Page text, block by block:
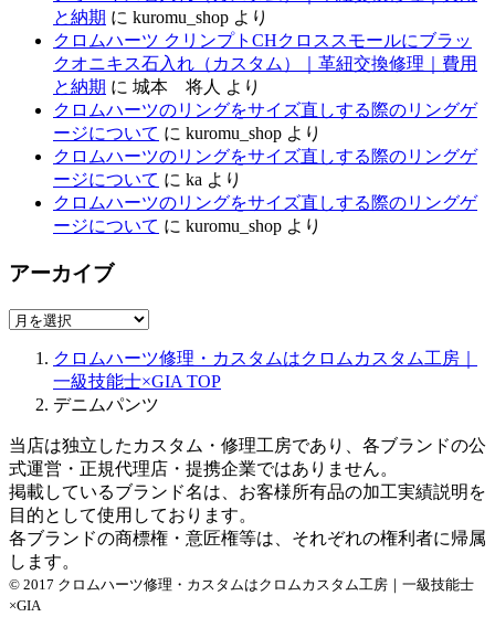
と納期 に kuromu_shop より
クロムハーツ クリンプトCHクロススモールにブラッ
クオニキス石入れ（カスタム）｜革紐交換修理｜費用
と納期 に 城本 将人 より
クロムハーツのリングをサイズ直しする際のリングゲ
ージについて に kuromu_shop より
クロムハーツのリングをサイズ直しする際のリングゲ
ージについて に ka より
クロムハーツのリングをサイズ直しする際のリングゲ
ージについて に kuromu_shop より
アーカイブ
ア
クロムハーツ修理・カスタムはクロムカスタム工房｜
一級技能士×GIA TOP
デニムパンツ
当店は独立したカスタム・修理工房であり、各ブランドの公
式運営・正規代理店・提携企業ではありません。
掲載しているブランド名は、お客様所有品の加工実績説明を
目的として使用しております。
各ブランドの商標権・意匠権等は、それぞれの権利者に帰属
します。
© 2017 クロムハーツ修理・カスタムはクロムカスタム工房｜一級技能士
×GIA